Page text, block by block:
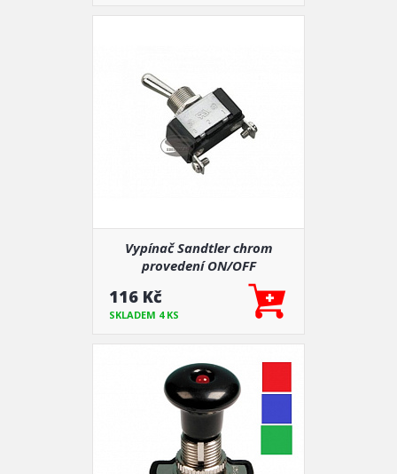
Vypínač Sandtler chrom
provedení ON/OFF
116 Kč
SKLADEM 4 KS